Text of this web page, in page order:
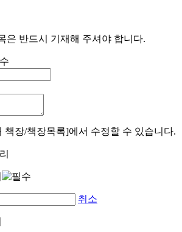
은 반드시 기재해 주셔야 합니다.
책장/책장목록]에서 수정할 수 있습니다.
취소